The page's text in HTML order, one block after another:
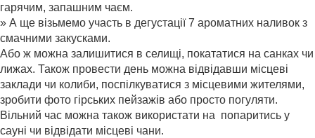
гарячим, запашним чаєм.
» А ще візьмемо участь в дегустації 7 ароматних наливок з
смачними закусками.
Або ж можна залишитися в селищі, покататися на санках чи
лижах. Також провести день можна відвідавши місцеві
заклади чи колиби, поспілкуватися з місцевими жителями,
зробити фото гірських пейзажів або просто погуляти.
Вільний час можна також використати на попаритись у
сауні чи відвідати місцеві чани.